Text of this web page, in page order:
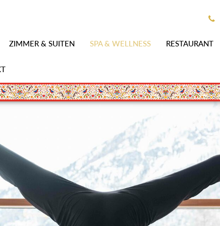
ZIMMER & SUITEN SPA & WELLNESS RESTAURANT